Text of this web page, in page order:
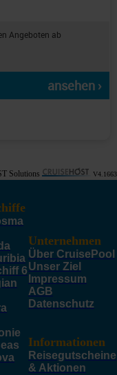
Angeboten ab
ansehen ›
Solutions V4.1663
6
Unternehmen
Über CruisePool
Unser Ziel
Impressum
AGB
Datenschutz
Informationen
Reisegutscheine
& Aktionen